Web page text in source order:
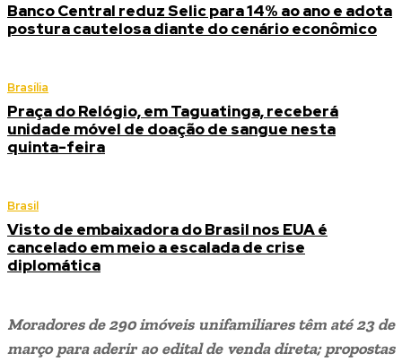
Banco Central reduz Selic para 14% ao ano e adota
postura cautelosa diante do cenário econômico
Brasília
Praça do Relógio, em Taguatinga, receberá
unidade móvel de doação de sangue nesta
quinta-feira
Brasil
Visto de embaixadora do Brasil nos EUA é
cancelado em meio a escalada de crise
diplomática
Moradores de 290 imóveis unifamiliares têm até 23 de
março para aderir ao edital de venda direta; propostas